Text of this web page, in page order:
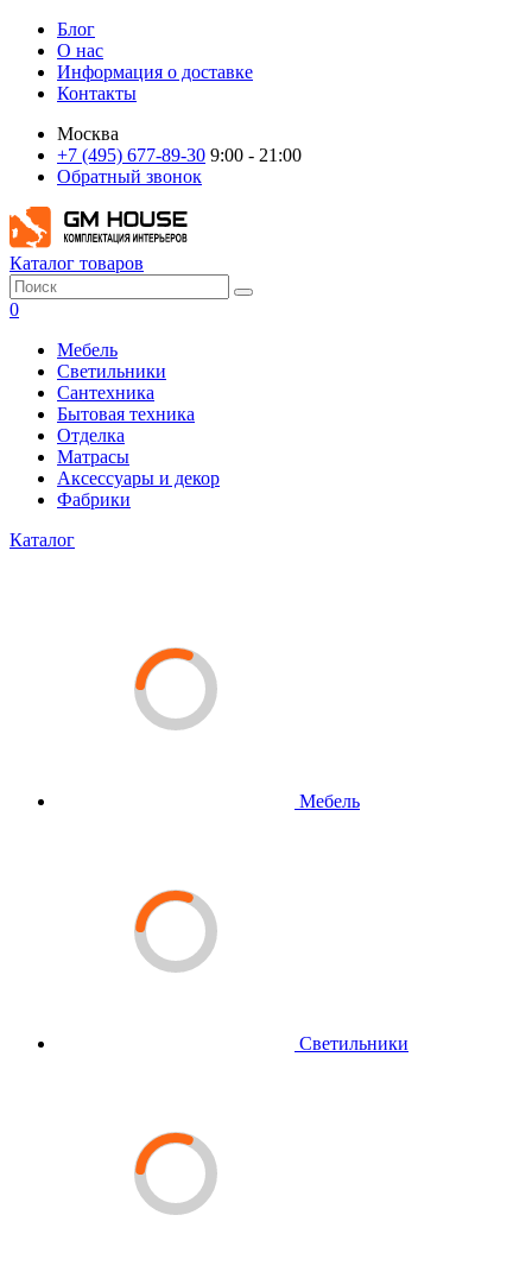
Блог
О нас
Информация о доставке
Контакты
Москва
+7 (495) 677-89-30 9:00 - 21:00
Обратный звонок
Каталог товаров
0
Мебель
Светильники
Сантехника
Бытовая техника
Отделка
Матрасы
Аксессуары и декор
Фабрики
Каталог
Мебель
Светильники